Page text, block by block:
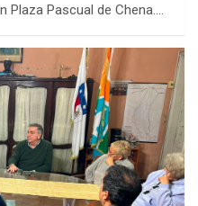
Plaza Pascual de Chena.…